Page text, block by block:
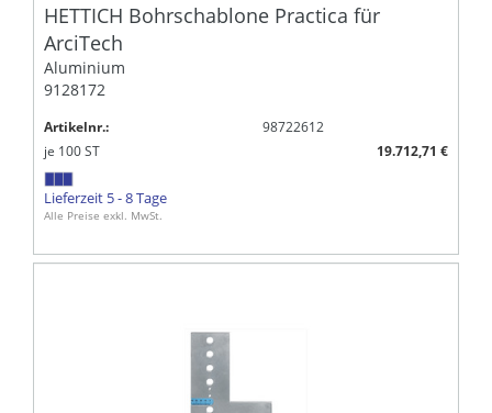
HETTICH Bohrschablone Practica für
ArciTech
Aluminium
9128172
Artikelnr.:
98722612
je 100ST 19.712,71 €
Lieferzeit 5 - 8 Tage
Alle Preise exkl. MwSt.